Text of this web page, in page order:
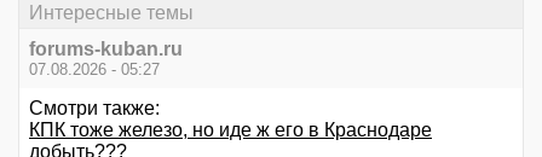
Интересные темы
forums-kuban.ru
07.08.2026 - 05:27
Смотри также:
КПК тоже железо, но иде ж его в Краснодаре
добыть???